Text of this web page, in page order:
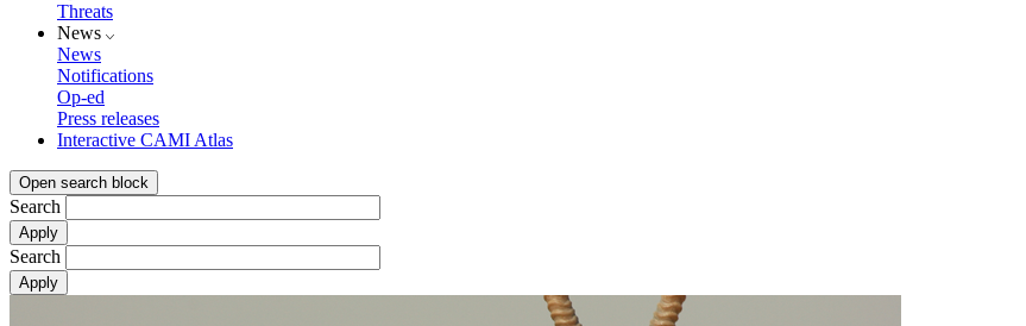
Threats
News
News
Notifications
Op-ed
Press releases
Interactive CAMI Atlas
Open search block
Search
Search